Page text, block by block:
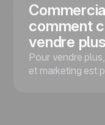
comment
vendre
Pour vendre
et marketing est